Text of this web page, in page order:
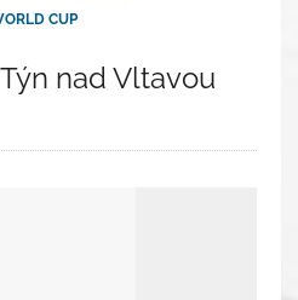
CUP
nad Vltavou